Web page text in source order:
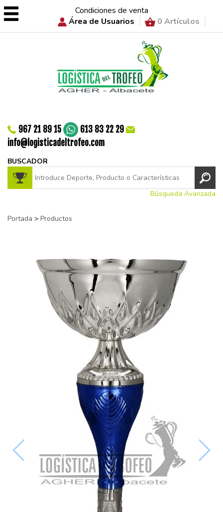
Condiciones de venta
Área de Usuarios
0 Artículos
967 21 89 15
613 83 22 29
info@logisticadeltrofeo.com
BUSCADOR
Búsqueda Avanzada
Portada > Productos